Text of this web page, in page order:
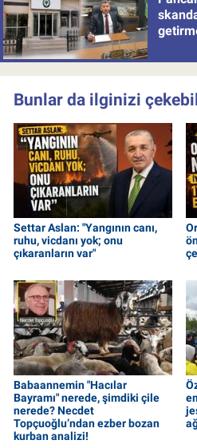
Bunlar da ilginizi
Settar Aslan: "Yangının canı,
ruhu, vicdanı yok; onu
çıkaranların var"
Babaannemin "Hacılar
Bayramı" nerede, şimdiki çile
nerede? Necdet
Topçuoğlu’ndan ezber bozan
kurban analizi!